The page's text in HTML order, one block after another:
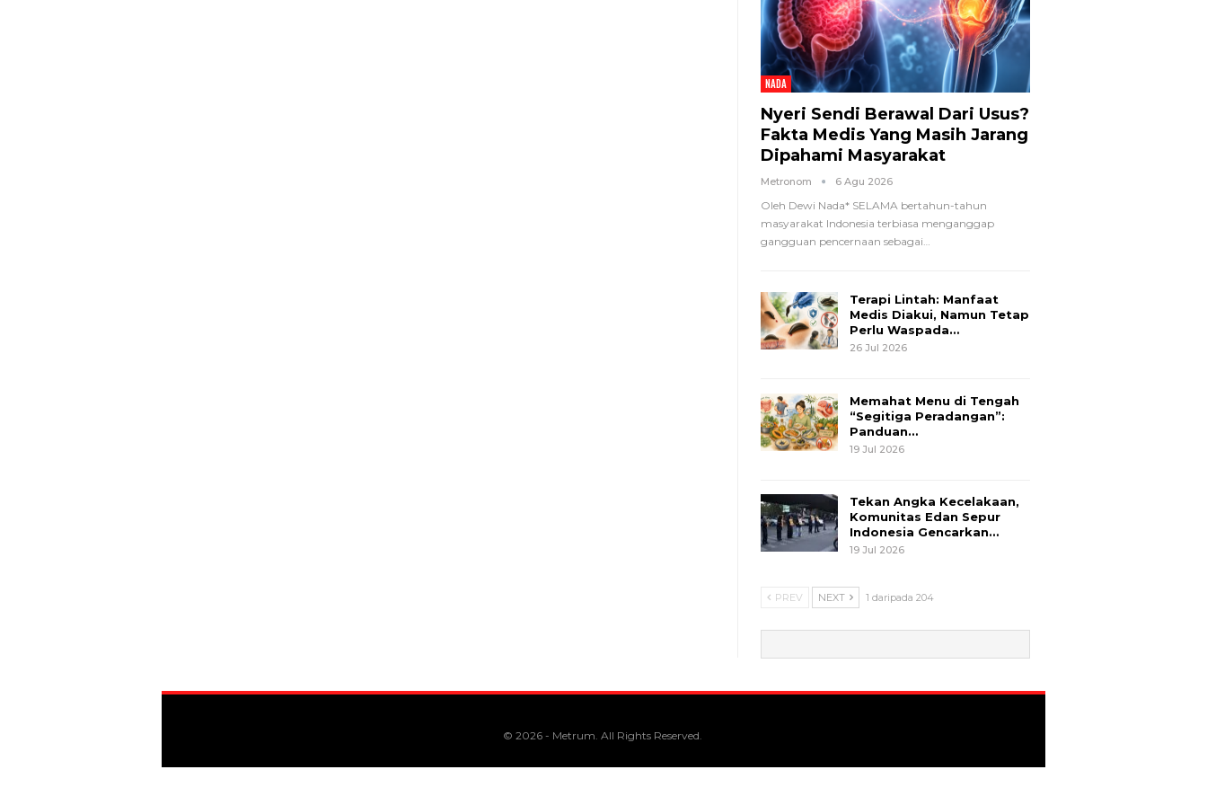
NADA
Nyeri Sendi Berawal Dari Usus?
Fakta Medis Yang Masih Jarang
Dipahami Masyarakat
Metronom 6 Agu 2026
Oleh Dewi Nada* SELAMA bertahun-tahun
masyarakat Indonesia terbiasa menganggap
gangguan pencernaan sebagai…
Terapi Lintah: Manfaat
Medis Diakui, Namun Tetap
Perlu Waspada…
26 Jul 2026
Memahat Menu di Tengah
“Segitiga Peradangan”:
Panduan…
19 Jul 2026
Tekan Angka Kecelakaan,
Komunitas Edan Sepur
Indonesia Gencarkan…
19 Jul 2026
PREV NEXT 1 daripada 204
© 2026 - Metrum. All Rights Reserved.